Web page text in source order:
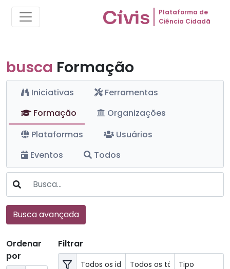
Plataforma de
Ciência Cidadã
busca Formação
Iniciativas
Ferramentas
Formação
Organizações
Plataformas
Usuários
Eventos
Todos
Busca avançada
Ordenar
por
Filtrar